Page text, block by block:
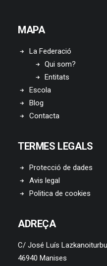
MAPA
La Federació
Qui som?
Entitats
Escola
Blog
Contacta
TERMES LEGALS
Protecció de dades
Avis legal
Politica de cookies
ADREÇA
C/ José Luís
46940 Manises